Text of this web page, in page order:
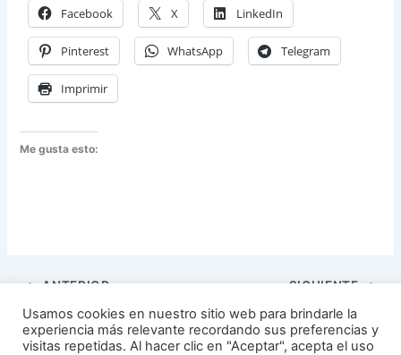
Facebook X LinkedIn
Pinterest WhatsApp Telegram
Imprimir
Me gusta esto:
ANTERIOR SIGUIENTE
Usamos cookies en nuestro sitio web para brindarle la
experiencia más relevante recordando sus preferencias y
visitas repetidas. Al hacer clic en "Aceptar", acepta el uso